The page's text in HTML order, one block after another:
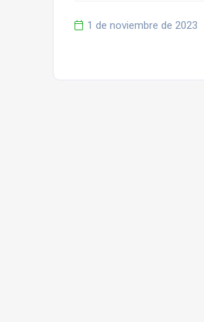
1 de noviembre de 2023